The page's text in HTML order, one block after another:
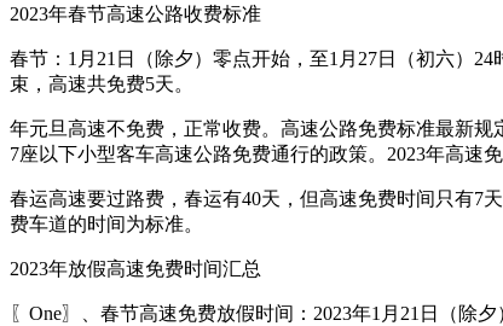
2023年春节高速公路收费标准
春节：1月21日（除夕）零点开始，至1月27日（初六）
束，高速共免费5天。
年元旦高速不免费，正常收费。高速公路免费标准最新
7座以下小型客车高速公路免费通行的政策。2023年高速
春运高速要过路费，春运有40天，但高速免费时间只有7
费车道的时间为标准。
2023年放假高速免费时间汇总
〖One〗、春节高速免费放假时间：2023年1月21日（除